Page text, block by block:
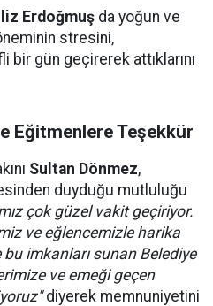
Erdoğmuş da yoğun ve
stresini,
gün geçirerek attıklarını
Eğitmenlere Teşekkür
Sultan Dönmez,
duyduğu mutluluğu
çok güzel vakit geçiriyor.
ve eğlencemizle harika
imkanları sunan Belediye
ve emeği geçen
diyerek memnuniyetini